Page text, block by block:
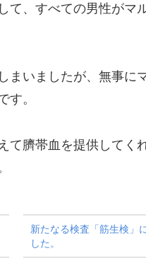
て、すべての男性がマ
まいましたが、無事に
す。
て臍帯血を提供してく
新たなる検査「筋生検」
した。